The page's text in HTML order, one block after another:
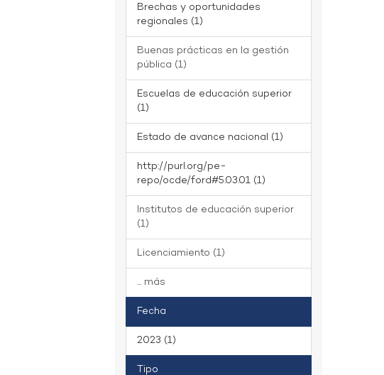
Brechas y oportunidades
regionales (1)
Buenas prácticas en la gestión
pública (1)
Escuelas de educación superior
(1)
Estado de avance nacional (1)
http://purl.org/pe-
repo/ocde/ford#5.03.01 (1)
Institutos de educación superior
(1)
Licenciamiento (1)
... más
Fecha
2023 (1)
Tipo